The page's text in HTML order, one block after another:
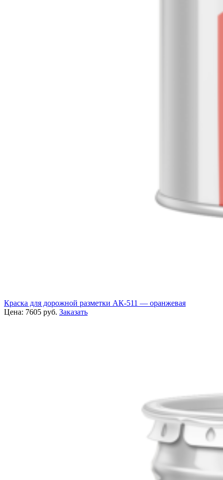
Краска для дорожной разметки АК-511 — оранжевая
Цена: 7605 руб. Заказать